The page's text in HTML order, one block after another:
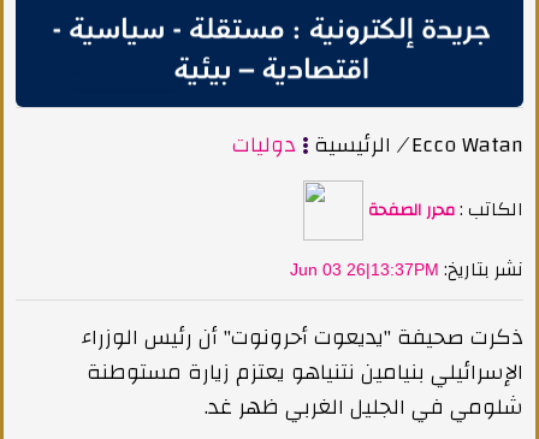
الرئيسية دوليات /Ecco Watan
الكاتب :محرر الصفحة
Jun 03 26|13:37PM :نشر بتاريخ
ذكرت صحيفة "يديعوت أحرونوت" أن رئيس الوزراء
الإسرائيلي بنيامين نتنياهو يعتزم زيارة مستوطنة
شلومي في الجليل الغربي ظهر غد.